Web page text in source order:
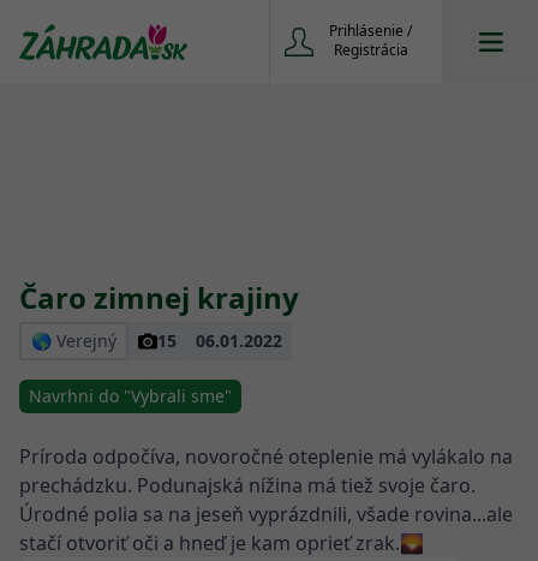
Prihlásenie /
Registrácia
Čaro zimnej krajiny
🌎 Verejný 15 06.01.2022
Príroda odpočíva, novoročné oteplenie má vylákalo na
prechádzku. Podunajská nížina má tiež svoje čaro.
Úrodné polia sa na jeseň vyprázdnili, všade rovina...ale